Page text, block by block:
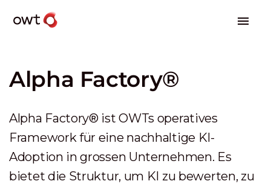
Alpha Factory®
Alpha Factory® ist OWTs operatives
Framework für eine nachhaltige KI-
Adoption in grossen Unternehmen. Es
bietet die Struktur, um KI zu bewerten, zu